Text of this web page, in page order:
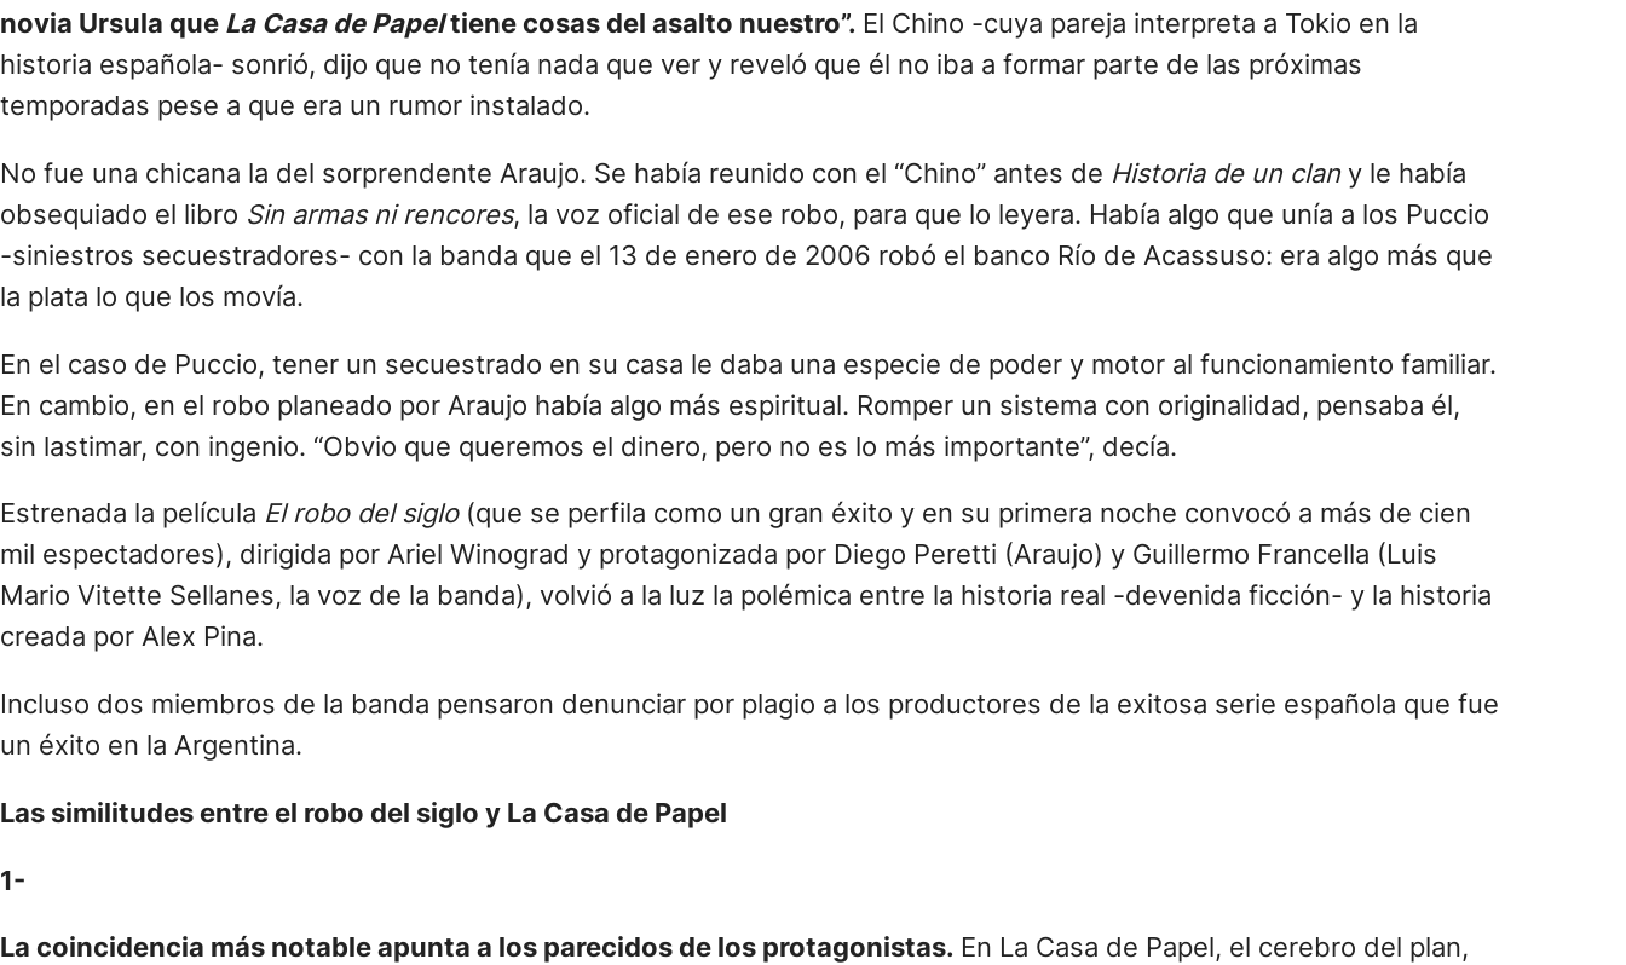
novia Ursula que La Casa de Papeltiene cosas del asalto nuestro”. El Chino -cuya pareja interpreta a Tokio en la
historia española- sonrió, dijo que no tenía nada que ver y reveló que él no iba a formar parte de las próximas
temporadas pese a que era un rumor instalado.
No fue una chicana la del sorprendente Araujo. Se había reunido con el “Chino” antes de Historia de un clan y le había
obsequiado el libro Sin armas ni rencores, la voz oficial de ese robo, para que lo leyera. Había algo que unía a los Puccio
-siniestros secuestradores- con la banda que el 13 de enero de 2006 robó el banco Río de Acassuso: era algo más que
la plata lo que los movía.
En el caso de Puccio, tener un secuestrado en su casa le daba una especie de poder y motor al funcionamiento familiar.
En cambio, en el robo planeado por Araujo había algo más espiritual. Romper un sistema con originalidad, pensaba él,
sin lastimar, con ingenio. “Obvio que queremos el dinero, pero no es lo más importante”, decía.
Estrenada la película El robo del siglo(que se perfila como un gran éxito y en su primera noche convocó a más de cien
mil espectadores), dirigida por Ariel Winograd y protagonizada por Diego Peretti (Araujo) y Guillermo Francella (Luis
Mario Vitette Sellanes, la voz de la banda), volvió a la luz la polémica entre la historia real -devenida ficción- y la historia
creada por Alex Pina.
Incluso dos miembros de la banda pensaron denunciar por plagio a los productores de la exitosa serie española que fue
un éxito en la Argentina.
Las similitudes entre el robo del siglo y La Casa de Papel
1-
La coincidencia más notable apunta a los parecidos de los protagonistas. En La Casa de Papel, el cerebro del plan,